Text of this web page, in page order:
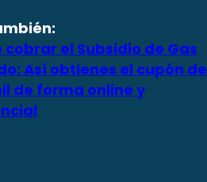
cobrar el Subsidio de Gas
Así obtienes el cupón de
de forma online y